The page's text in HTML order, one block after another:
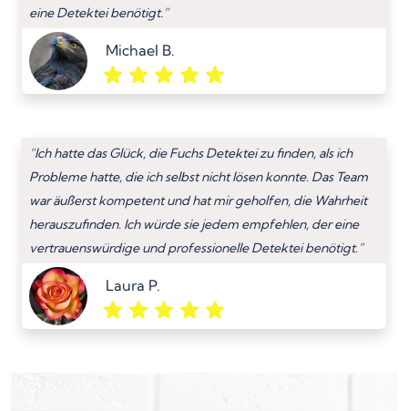
eine Detektei benötigt.”
Michael B.
“Ich hatte das Glück, die Fuchs Detektei zu finden, als ich
Probleme hatte, die ich selbst nicht lösen konnte. Das Team
war äußerst kompetent und hat mir geholfen, die Wahrheit
herauszufinden. Ich würde sie jedem empfehlen, der eine
vertrauenswürdige und professionelle Detektei benötigt.”
Laura P.